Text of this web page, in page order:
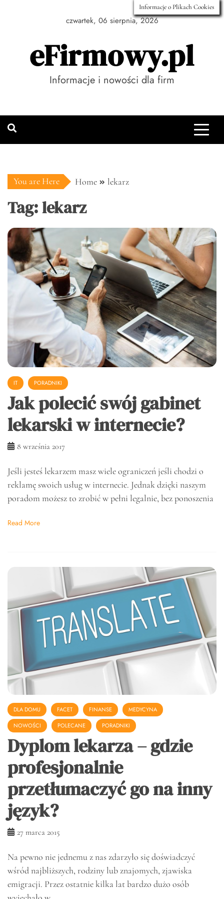
czwartek, 06 sierpnia, 2026
eFirmowy.pl
Informacje i nowości dla firm
You are Here Home lekarz
Tag:lekarz
IT PORADNIKI
Jak polecić swój gabinet
lekarski w internecie?
8 września 2017
Jeśli jesteś lekarzem masz wiele ograniczeń jeśli chodzi o
reklamę swoich usług w internecie. Jednak dzięki naszym
poradom możesz to zrobić w pełni legalnie, bez ponoszenia
Read More
DLA DOMU FACET FINANSE
MEDYCYNA
NOWOŚCI
POLECANE PORADNIKI
Dyplom lekarza – gdzie
profesjonalnie
przetłumaczyć go na inny
język?
27 marca 2015
Na pewno nie jednemu z nas zdarzyło się doświadczyć
wśród najbliższych, rodziny lub znajomych, zjawiska
emigracji. Przez ostatnie kilka lat bardzo dużo osób
Informacje o Plikach Cookies